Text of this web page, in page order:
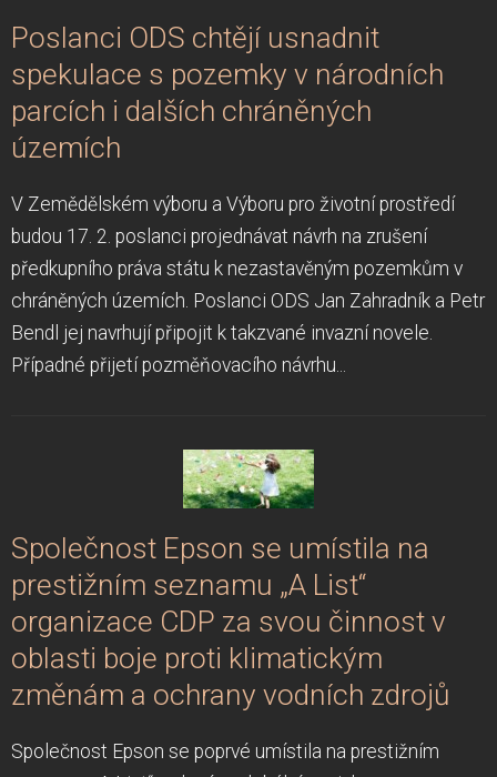
Poslanci ODS chtějí usnadnit
spekulace s pozemky v národních
parcích i dalších chráněných
územích
V Zemědělském výboru a Výboru pro životní prostředí
budou 17. 2. poslanci projednávat návrh na zrušení
předkupního práva státu k nezastavěným pozemkům v
chráněných územích. Poslanci ODS Jan Zahradník a Petr
Bendl jej navrhují připojit k takzvané invazní novele.
Případné přijetí pozměňovacího návrhu...
Společnost Epson se umístila na
prestižním seznamu „A List“
organizace CDP za svou činnost v
oblasti boje proti klimatickým
změnám a ochrany vodních zdrojů
Společnost Epson se poprvé umístila na prestižním